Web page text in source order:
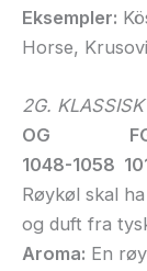
Eksempler:
Horse,
2G.
OG
1048-1058
Røykøl skal
og duft fra
Aroma: En